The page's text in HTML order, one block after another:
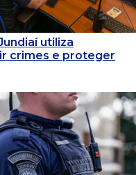
utiliza
crimes e proteger